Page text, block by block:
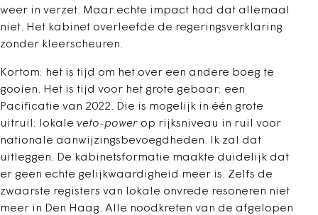
weer in verzet. Maar echte impact had dat allemaal
niet. Het kabinet overleefde de regeringsverklaring
zonder kleerscheuren.
Kortom: het is tijd om het over een andere boeg te
gooien. Het is tijd voor het grote gebaar: een
Pacificatie van 2022. Die is mogelijk in één grote
uitruil: lokale veto-power op rijksniveau in ruil voor
nationale aanwijzingsbevoegdheden. Ik zal dat
uitleggen. De kabinetsformatie maakte duidelijk dat
er geen echte gelijkwaardigheid meer is. Zelfs de
zwaarste registers van lokale onvrede resoneren niet
meer in Den Haag. Alle noodkreten van de afgelopen